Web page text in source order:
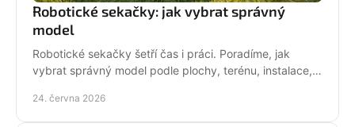
Robotické sekačky: jak vybrat správný
model
Robotické sekačky šetří čas i práci. Poradíme, jak
vybrat správný model podle plochy, terénu, instalace,
24. června 2026